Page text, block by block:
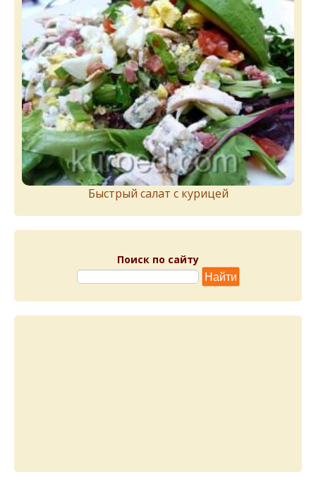
Быстрый салат с курицей
Поиск по сайту